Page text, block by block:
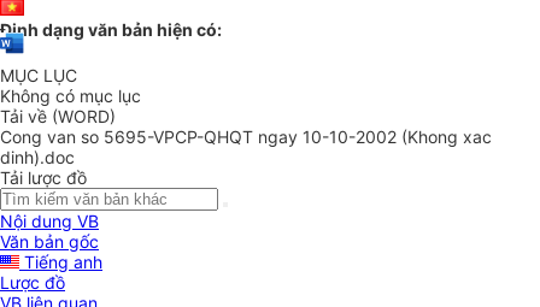
Định dạng văn bản hiện có:
MỤC LỤC
Không có mục lục
Tải về (WORD)
Cong van so 5695-VPCP-QHQT ngay 10-10-2002 (Khong xac
dinh).doc
Tải lược đồ
Nội dung VB
Văn bản gốc
Tiếng anh
Lược đồ
VB liên quan